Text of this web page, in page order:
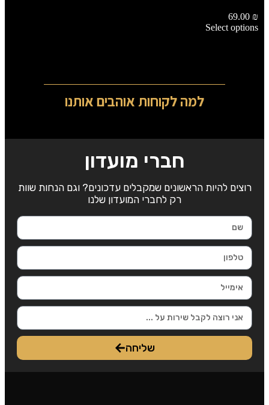
69.00 ₪
Select options
למה לקוחות אוהבים אותנו
חברי מועדון
רוצים להיות הראשונים שמקבלים עדכונים? וגם הנחות שוות
רק לחברי המועדון שלנו
שליחה